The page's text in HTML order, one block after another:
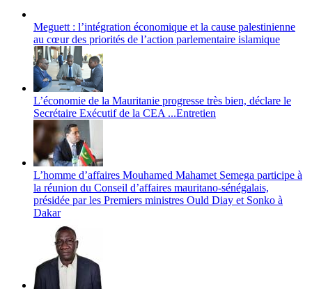
Meguett : l’intégration économique et la cause palestinienne
au cœur des priorités de l’action parlementaire islamique
L’économie de la Mauritanie progresse très bien, déclare le
Secrétaire Exécutif de la CEA ...Entretien
L’homme d’affaires Mouhamed Mahamet Semega participe à
la réunion du Conseil d’affaires mauritano-sénégalais,
présidée par les Premiers ministres Ould Diay et Sonko à
Dakar